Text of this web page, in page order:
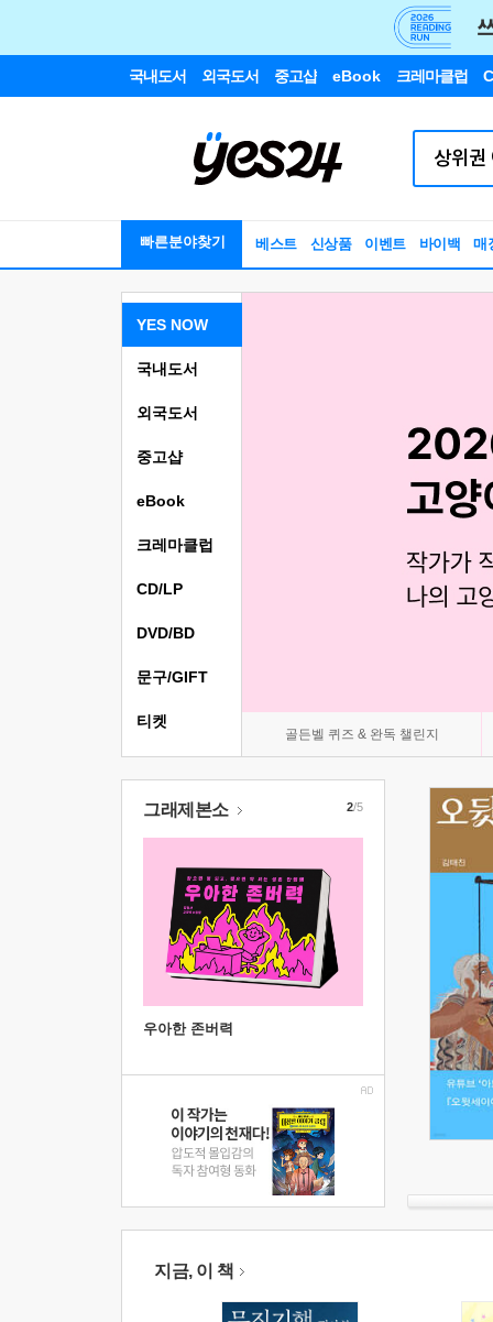
국내도서 외국도서 중고샵 eBook 크레마클럽
빠른분야찾기 베스트 신상품 이벤트 바이백 매
YES NOW
골든벨 퀴즈 & 완독 챌린지
국내도서
외국도서
중고샵
eBook
크레마클럽
CD/LP
DVD/BD
문구/GIFT
티켓
그래제본소
우아한 존버력
2/5
지금, 이 책